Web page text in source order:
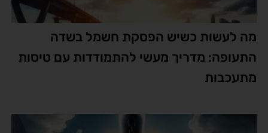
מה לעשות כשיש הפסקת חשמל בשדה
התעופה: מדריך מעשי להתמודדות עם טיסות
מתעכבות